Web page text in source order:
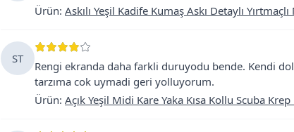
Ürün: Askılı Yeşil Kadife Kumaş Askı Detaylı
ST
Rengi ekranda daha farkli duruyodu bende. Kendi
tarzıma cok uymadi geri yolluyorum.
Ürün: Açık Yeşil Midi Kare Yaka Kısa Kollu Scuba